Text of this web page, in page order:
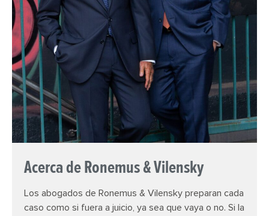
Acerca de Ronemus & Vilensky
Los abogados de Ronemus & Vilensky preparan cada
caso como si fuera a juicio, ya sea que vaya o no. Si la